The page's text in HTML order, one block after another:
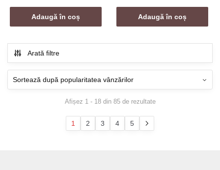
inițial
a
fost:
curent
79,00 lei.
Adaugă în coș
inițial
a
fost:
curent
79,00 lei.
Adaugă în coș
Arată filtre
Afișez 1 - 18 din 85 de rezultateSortat
1 2 3 4 5